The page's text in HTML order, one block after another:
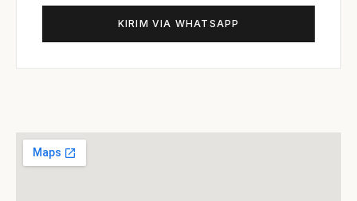
KIRIM VIA WHATSAPP